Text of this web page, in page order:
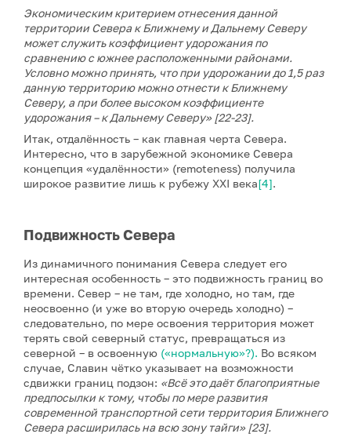
Экономическим критерием отнесения данной
территории Севера к Ближнему и Дальнему Северу
может служить коэффициент удорожания по
сравнению с южнее расположенными районами.
Условно можно принять, что при удорожании до 1,5 раз
данную территорию можно отнести к Ближнему
Северу, а при более высоком коэффициенте
удорожания – к Дальнему Северу» [22-23].
Итак, отдалённость – как главная черта Севера.
Интересно, что в зарубежной экономике Севера
концепция «удалённости» (remoteness) получила
широкое развитие лишь к рубежу XXI века[4].
Подвижность Севера
Из динамичного понимания Севера следует его
интересная особенность – это подвижность границ во
времени. Север – не там, где холодно, но там, где
неосвоенно (и уже во вторую очередь холодно) –
следовательно, по мере освоения территория может
терять свой северный статус, превращаться из
северной – в освоенную («нормальную»?). Во всяком
случае, Славин чётко указывает на возможности
сдвижки границ подзон: «Всё это даёт благоприятные
предпосылки к тому, чтобы по мере развития
современной транспортной сети территория Ближнего
Севера расширилась на всю зону тайги» [23].